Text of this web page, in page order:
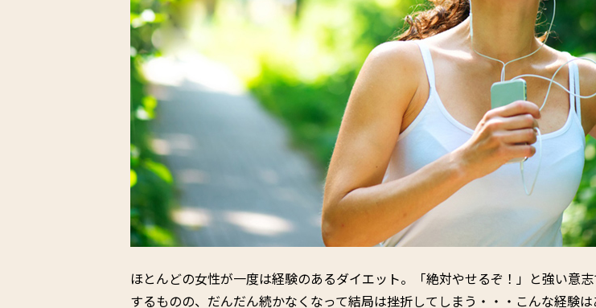
ほとんどの女性が一度は経験のあるダイエット。「絶対やせるぞ！」と強い意
するものの、だんだん続かなくなって結局は挫折してしまう・・・こんな経験